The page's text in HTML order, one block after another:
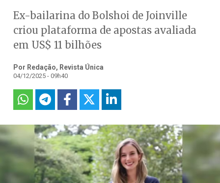
Ex-bailarina do Bolshoi de Joinville
criou plataforma de apostas avaliada
em US$ 11 bilhões
Por Redação, Revista Única
04/12/2025 - 09h40